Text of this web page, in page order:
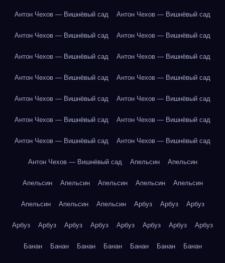
Антон Чехов — Вишнёвый сад Антон Чехов — Вишнёвый сад
Антон Чехов — Вишнёвый сад Антон Чехов — Вишнёвый сад
Антон Чехов — Вишнёвый сад Антон Чехов — Вишнёвый сад
Антон Чехов — Вишнёвый сад Антон Чехов — Вишнёвый сад
Антон Чехов — Вишнёвый сад Антон Чехов — Вишнёвый сад
Антон Чехов — Вишнёвый сад Антон Чехов — Вишнёвый сад
Антон Чехов — Вишнёвый сад Антон Чехов — Вишнёвый сад
Антон Чехов — Вишнёвый сад Апельсин Апельсин
Апельсин Апельсин Апельсин Апельсин Апельсин
Апельсин Апельсин Апельсин Арбуз Арбуз Арбуз
Арбуз Арбуз Арбуз Арбуз Арбуз Арбуз Арбуз Арбуз
Банан Банан Банан Банан Банан Банан Банан